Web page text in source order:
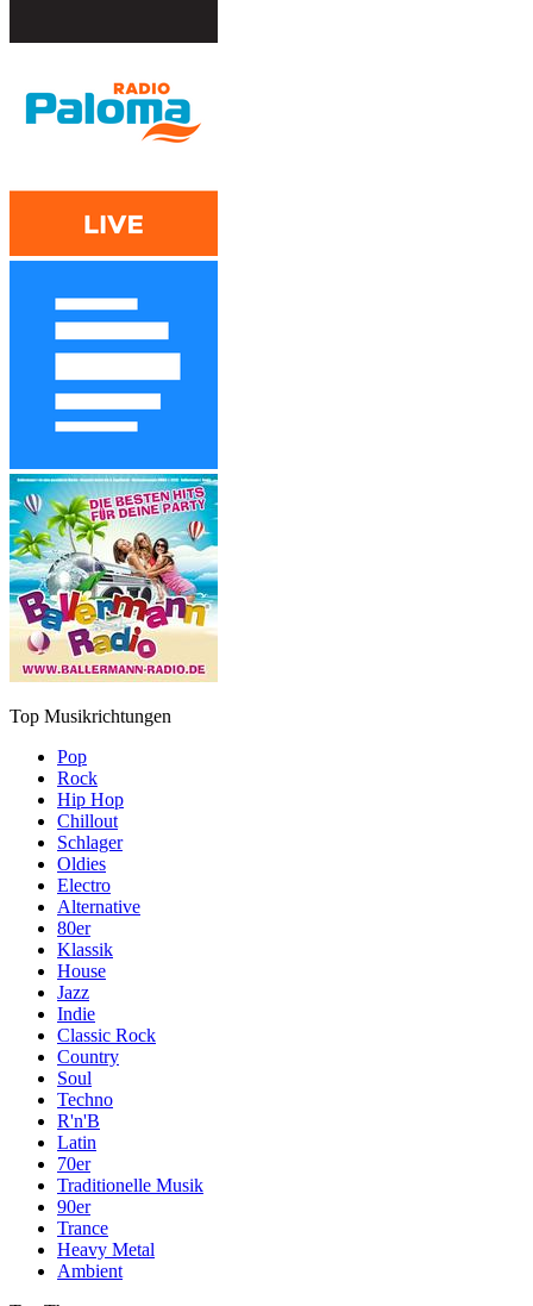
Top Musikrichtungen
Pop
Rock
Hip Hop
Chillout
Schlager
Oldies
Electro
Alternative
80er
Klassik
House
Jazz
Indie
Classic Rock
Country
Soul
Techno
R'n'B
Latin
70er
Traditionelle Musik
90er
Trance
Heavy Metal
Ambient